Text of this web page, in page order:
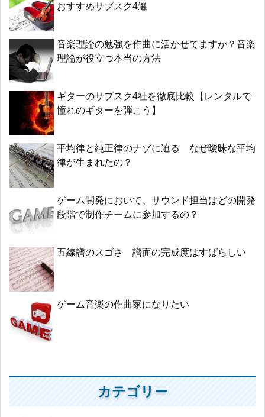
おすすめサブスク4選
音楽理論の勉強を作曲に活かせてますか？音楽
理論が役立つ本当の方法
ギターのサブスク4社を徹底比較【レンタルで
憧れのギターを弾こう】
平均律と純正律のナゾに迫る なぜ曖昧な平均
律が生まれたの？
ゲーム開発において、サウンド担当はどの開発
段階で制作チームに参加するの？
五線譜のスゴさ 譜面の完成度はすばらしい
ゲーム音楽の作曲家になりたい
カテゴリー